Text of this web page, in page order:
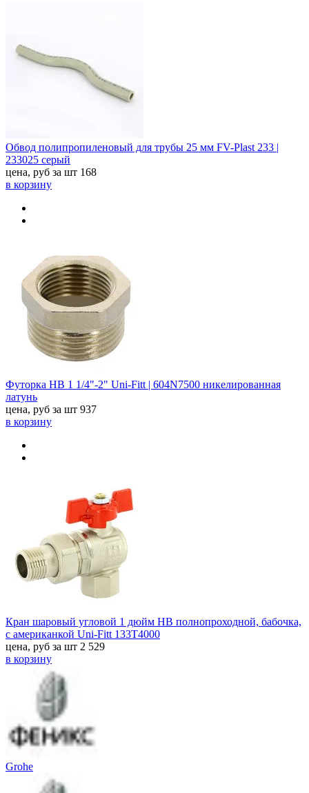
Обвод полипропиленовый для трубы 25 мм FV-Plast 233 |
233025 серый
цена, руб за шт 168
в корзину
Футорка НВ 1 1/4"-2" Uni-Fitt | 604N7500 никелированная
латунь
цена, руб за шт 937
в корзину
Кран шаровый угловой 1 дюйм HB полнопроходной, бабочка,
с американкой Uni-Fitt 133T4000
цена, руб за шт 2 529
в корзину
Grohe